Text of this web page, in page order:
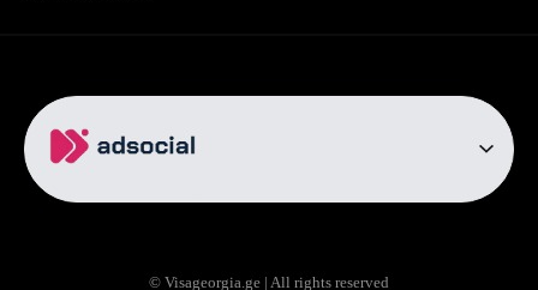
ჩრდილოეთ ირლანდიის ვიზა
რუსეთის ვიზა
ავიაბილეთები
© Visageorgia.ge | All rights reserved